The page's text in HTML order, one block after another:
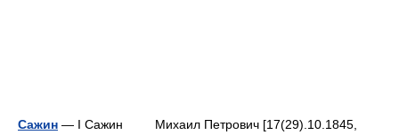
Сажин — I Сажин Михаил Петрович [17(29).10.1845,